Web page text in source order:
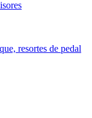
resortes de pedal